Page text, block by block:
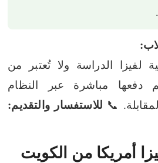
لفيزا الدراسة ولا تُعتبر من
دفعها مباشرة عبر النظام
📞 للاستفسار والتقديم:
أمريكا من الكويت